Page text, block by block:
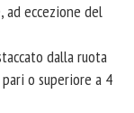
ad eccezione del
dalla ruota
o superiore a 4